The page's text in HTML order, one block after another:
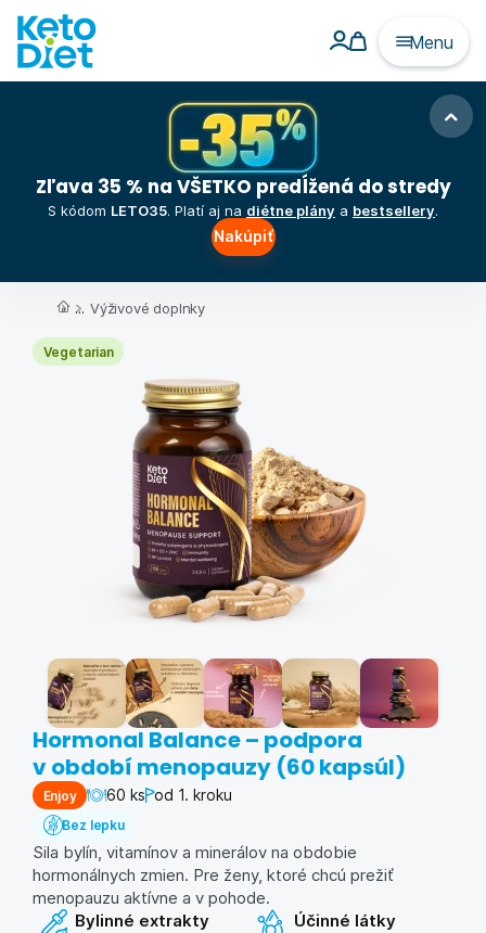
Menu
Zľava 35 % na VŠETKO predĺžená do stredy
S kódom LETO35. Platí aj na diétne plány a bestsellery.
Nakúpiť
... Výživové doplnky
Vegetarian
Hormonal Balance – podpora
v období menopauzy (60 kapsúl)
Enjoy 60 ks od 1. kroku
Bez lepku
Sila bylín, vitamínov a minerálov na obdobie
hormonálnych zmien. Pre ženy, ktoré chcú prežiť
menopauzu aktívne a v pohode.
Bylinné extrakty
Účinné látky